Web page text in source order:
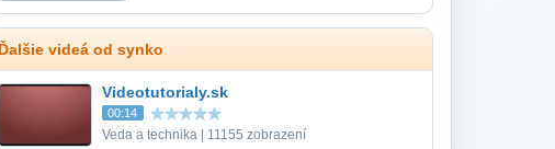
Ďalšie videá od synko
Videotutorialy.sk
00:14
Veda a technika | 11155 zobrazení